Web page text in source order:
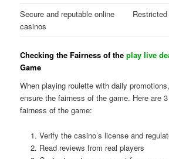
Secure and reputable online
casinos
Checking the Fairness of theplay live
Game
When playing roulette with daily
ensure the fairness of the game. Here are
fairness of the game:
Verify the casino’s license and
Read reviews from real players